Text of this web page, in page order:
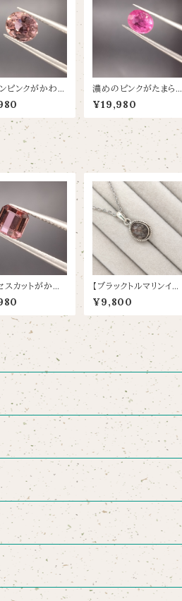
ピンクがかわい
リン【0.93ct/
】
濃めのピンクがたまらな
くかわいいトルマリン【1.
745ct8.4X6.8】
¥19,980
スカットがかわ
ピンクトルマリ
5.2×5】
【ブラックトルマリンイン
クオーツ】のペンダントト
ップ0.41×0.77
¥9,800